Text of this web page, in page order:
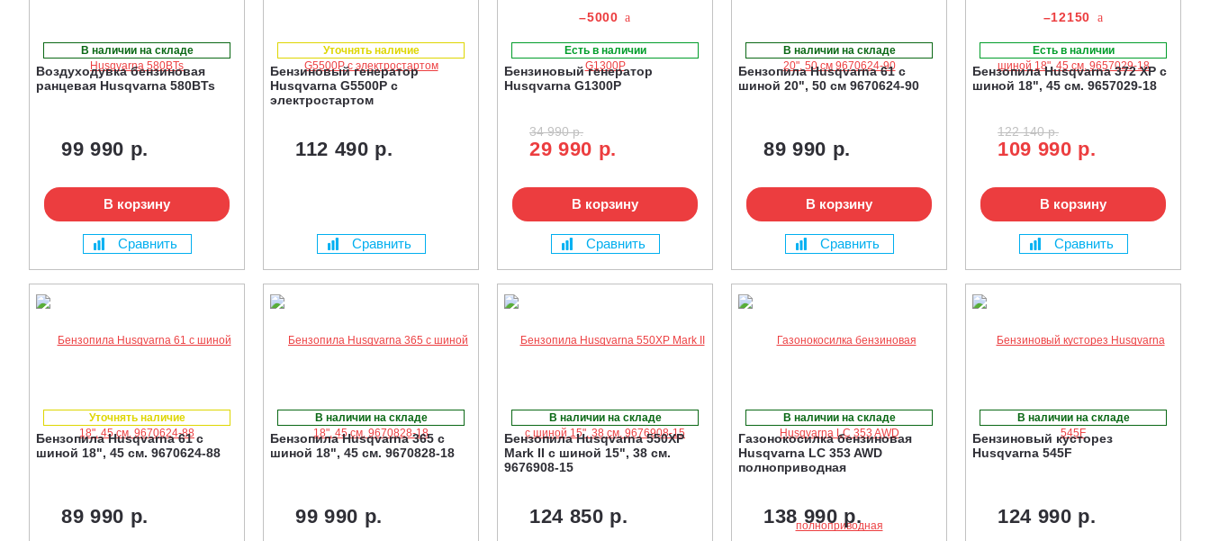
В наличии на складе
Воздуходувка бензиновая
ранцевая Husqvarna 580BTs
99 990 р.
В корзину
Сравнить
Уточнять наличие
Бензиновый генератор
Husqvarna G5500P с
электростартом
112 490 р.
Сравнить
–5000
Есть в наличии
Бензиновый генератор
Husqvarna G1300P
34 990 р.
29 990 р.
В корзину
Сравнить
В наличии на складе
Бензопила Husqvarna 61 с
шиной 20", 50 см 9670624-90
89 990 р.
В корзину
Сравнить
–12150
Есть в наличии
Бензопила Husqvarna 372 XP с
шиной 18", 45 см. 9657029-18
122 140 р.
109 990 р.
В корзину
Сравнить
Уточнять наличие
Бензопила Husqvarna 61 с
шиной 18", 45 см. 9670624-88
89 990 р.
В наличии на складе
Бензопила Husqvarna 365 с
шиной 18", 45 см. 9670828-18
99 990 р.
В наличии на складе
Бензопила Husqvarna 550XP
Mark II с шиной 15", 38 см.
9676908-15
124 850 р.
В наличии на складе
Газонокосилка бензиновая
Husqvarna LC 353 AWD
полноприводная
138 990 р.
В наличии на складе
Бензиновый кусторез
Husqvarna 545F
124 990 р.